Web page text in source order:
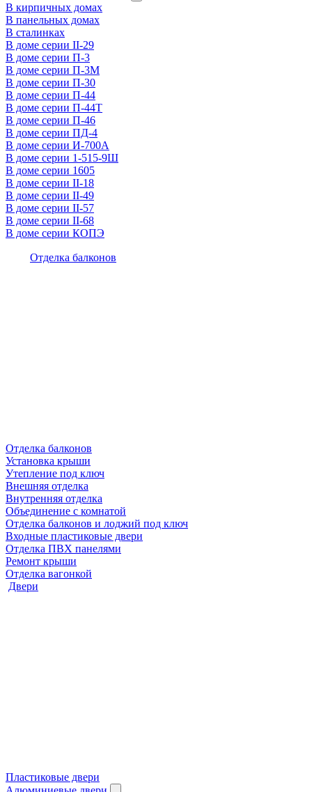
В кирпичных домах
В панельных домах
В сталинках
В доме серии II-29
В доме серии П-3
В доме серии П-3М
В доме серии П-30
В доме серии П-44
В доме серии П-44Т
В доме серии П-46
В доме серии ПД-4
В доме серии И-700А
В доме серии 1-515-9Ш
В доме серии 1605
В доме серии II-18
В доме серии II-49
В доме серии II-57
В доме серии II-68
В доме серии КОПЭ
Отделка балконов
Отделка балконов
Установка крыши
Утепление под ключ
Внешняя отделка
Внутренняя отделка
Объединение с комнатой
Отделка балконов и лоджий под ключ
Входные пластиковые двери
Отделка ПВХ панелями
Ремонт крыши
Отделка вагонкой
Двери
Пластиковые двери